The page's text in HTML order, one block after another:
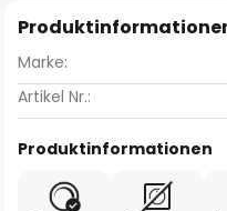
Marke:
Artikel Nr.:
Produktinformationen